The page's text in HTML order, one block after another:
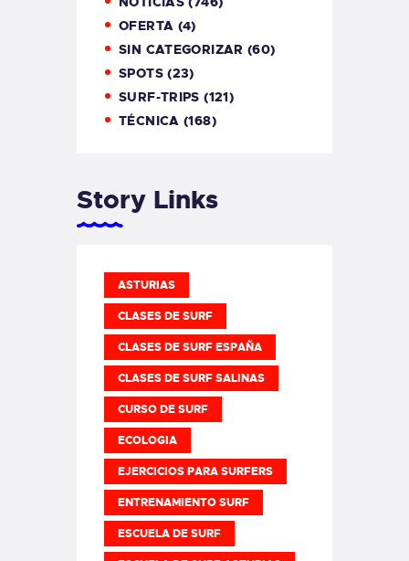
OFERTA (4)
SIN CATEGORIZAR (60)
SPOTS(23)
SURF-TRIPS (121)
TÉCNICA (168)
Story Links
ASTURIAS
CLASES DE SURF
CLASES DE SURF ESPAÑA
CLASES DE SURF SALINAS
CURSO DE SURF
ECOLOGIA
EJERCICIOS PARA SURFERS
ENTRENAMIENTO SURF
ESCUELA DE SURF